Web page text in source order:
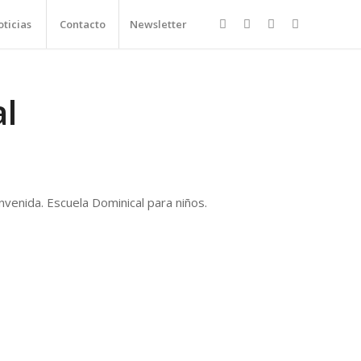
Contacto Newsletter
Escuela Dominical para niños.